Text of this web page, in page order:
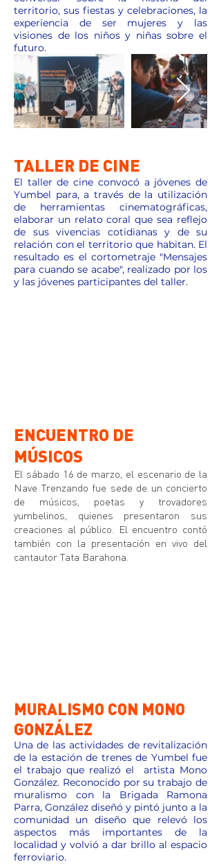
territorio, sus fiestas y celebraciones, la
experiencia de ser mujeres y las
visiones de los niños y niñas sobre el
futuro.
TALLER DE CINE
El taller de cine convocó a jóvenes de
Yumbel para, a través de la utilización
de herramientas cinematográficas,
elaborar un relato coral que sea reflejo
de sus vivencias cotidianas y de su
relación con el territorio que habitan. El
resultado es el cortometraje "Mensajes
para cuando se acabe", realizado por los
y las jóvenes participantes del taller.
ENCUENTRO DE
MÚSICOS
El sábado 16 de marzo, el escenario de la
Nave Trenzando fue sede de un concierto
de músicos, poetas y trovadores
yumbelinos, quienes presentaron sus
creaciones al público. El encuentro contó
también con la presentación en vivo del
cantautor Tata Barahona.
MURALISMO CON MONO
GONZÁLEZ
Una de las actividades de revitalización
de la estación de trenes de Yumbel fue
el trabajo que realizó el artista Mono
González. Reconocido por su trabajo de
muralismo con la Brigada Ramona
Parra, González diseñó y pintó junto a la
comunidad un diseño que relevó los
aspectos más importantes de la
localidad y volvió a dar brillo al espacio
ferroviario.